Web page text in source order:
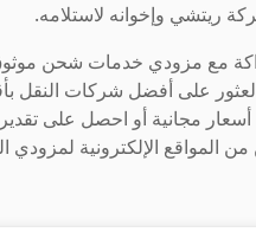
ريتشي وإخوانه لاستلامه.
مع مزودي خدمات شحن
على أفضل شركات النقل
مجانية أو احصل على
المواقع الإلكترونية لمزودي